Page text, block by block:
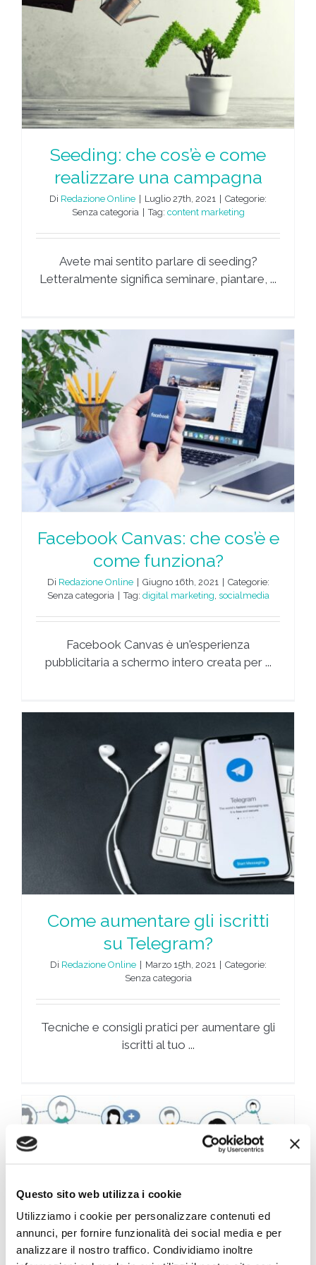
Questo sito web utilizza i cookie
Utilizziamo i cookie per personalizzare contenuti ed
annunci, per fornire funzionalità dei social media e per
analizzare il nostro traffico. Condividiamo inoltre
Seeding: che cos’è e come
realizzare una campagna
Di Redazione Online | Luglio 27th, 2021 | Categorie:
Senza categoria | Tag: content marketing
Avete mai sentito parlare di seeding?
Letteralmente significa seminare, piantare, ...
Facebook Canvas: che cos’è e
come funziona?
Di Redazione Online | Giugno 16th, 2021 | Categorie:
Senza categoria | Tag: digital marketing socialmedia
Facebook Canvas è un'esperienza
pubblicitaria a schermo intero creata per ...
Come aumentare gli iscritti
su Telegram?
Di Redazione Online | Marzo 15th, 2021 | Categorie:
Senza categoria
Tecniche e consigli pratici per aumentare gli
iscritti al tuo ...